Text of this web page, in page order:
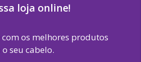
loja online!
os melhores produtos
seu cabelo.